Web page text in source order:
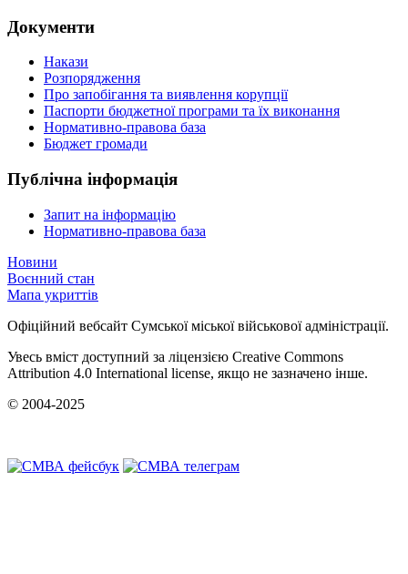
Документи
Накази
Розпорядження
Про запобігання та виявлення корупції
Паспорти бюджетної програми та їх виконання
Нормативно-правова база
Бюджет громади
Публічна інформація
Запит на інформацію
Нормативно-правова база
Новини
Воєнний стан
Мапа укриттів
Офіційний вебсайт Сумської міської військової адміністрації.
Увесь вміст доступний за ліцензією Creative Commons
Attribution 4.0 International license, якщо не зазначено інше.
© 2004-2025